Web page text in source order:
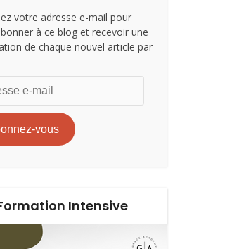
votre adresse e-mail pour
à ce blog et recevoir une
de chaque nouvel article par
vous
Intensive